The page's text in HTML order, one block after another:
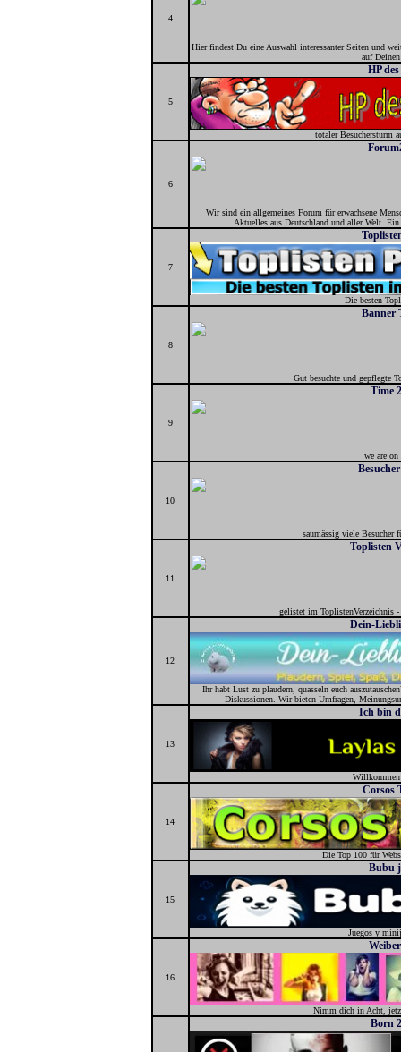
4
Hier findest Du eine Auswahl interessanter Seiten und
auf
5
HP
totaler Besuchersturm
6
Wir sind ein allgemeines Forum für erwachsene
Aktuelles aus Deutschland und aller Welt.
7
Die besten
8
Banner
Gut besuchte und gepflegte
9
Time
we are
10
saumässig viele Besucher
11
Toplisten
gelistet im ToplistenVerzeichnis
12
Dein-
Ihr habt Lust zu plaudern, quasseln euch
Diskussionen. Wir bieten Umfragen,
13
Ich bin
14
Corsos
Die Top 100 für
15
Bubu
Juegos y
16
Nimm dich in Acht,
Born